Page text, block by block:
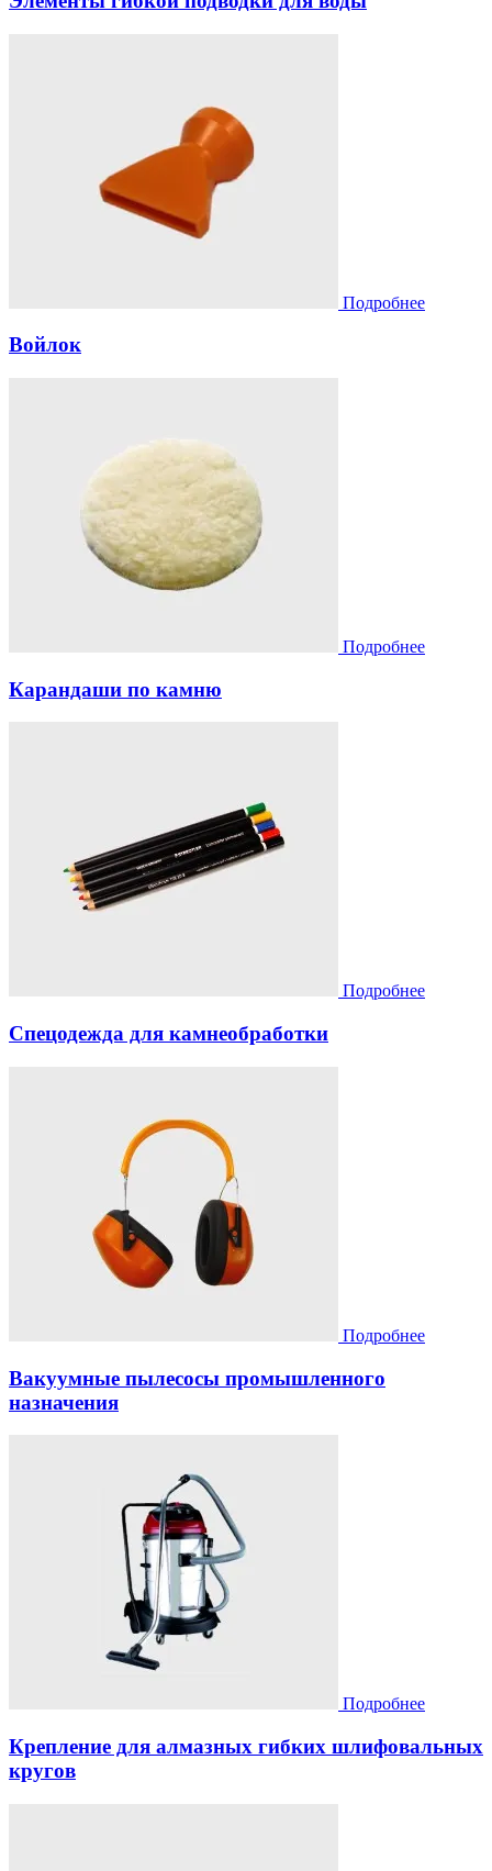
Подробнее
Войлок
Подробнее
Карандаши по камню
Подробнее
Спецодежда для камнеобработки
Подробнее
Вакуумные пылесосы промышленного
назначения
Подробнее
Крепление для алмазных гибких шлифовальных
кругов